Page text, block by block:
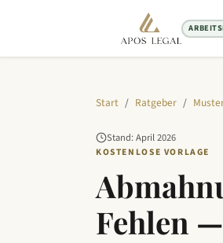
Start / Ratgeber /
Stand:April2026
KOSTENLOSE VORLAGE
Fehlen